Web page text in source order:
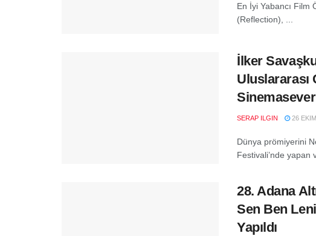
En İyi Yabancı Film
(Reflection), ...
İlker
Uluslararası
SERAP ILGIN 26
Dünya prömiyerini
Festivali’nde yapan
28. Adana
Sen Ben
Yapıldı